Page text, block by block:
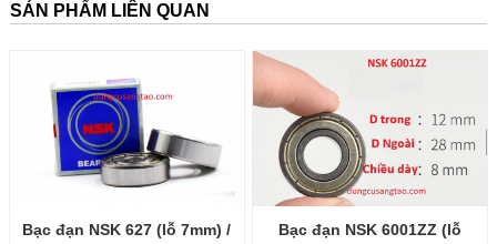
SẢN PHẨM LIÊN QUAN
Bạc đạn NSK 627 (lỗ 7mm) /
Bạc đạn NSK 6001ZZ (lỗ